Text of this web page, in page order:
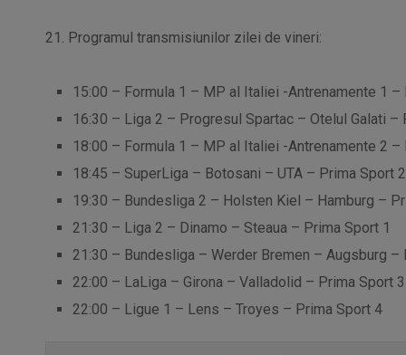
21. Programul transmisiunilor zilei de vineri:
15:00 – Formula 1 – MP al Italiei -Antrenamente 1 –
16:30 – Liga 2 – Progresul Spartac – Otelul Galati –
18:00 – Formula 1 – MP al Italiei -Antrenamente 2 –
18:45 – SuperLiga – Botosani – UTA – Prima Sport 2
19:30 – Bundesliga 2 – Holsten Kiel – Hamburg –
21:30 – Liga 2 – Dinamo – Steaua – Prima Sport 1
21:30 – Bundesliga – Werder Bremen – Augsburg –
22:00 – LaLiga – Girona – Valladolid – Prima Sport 3
22:00 – Ligue 1 – Lens – Troyes – Prima Sport 4